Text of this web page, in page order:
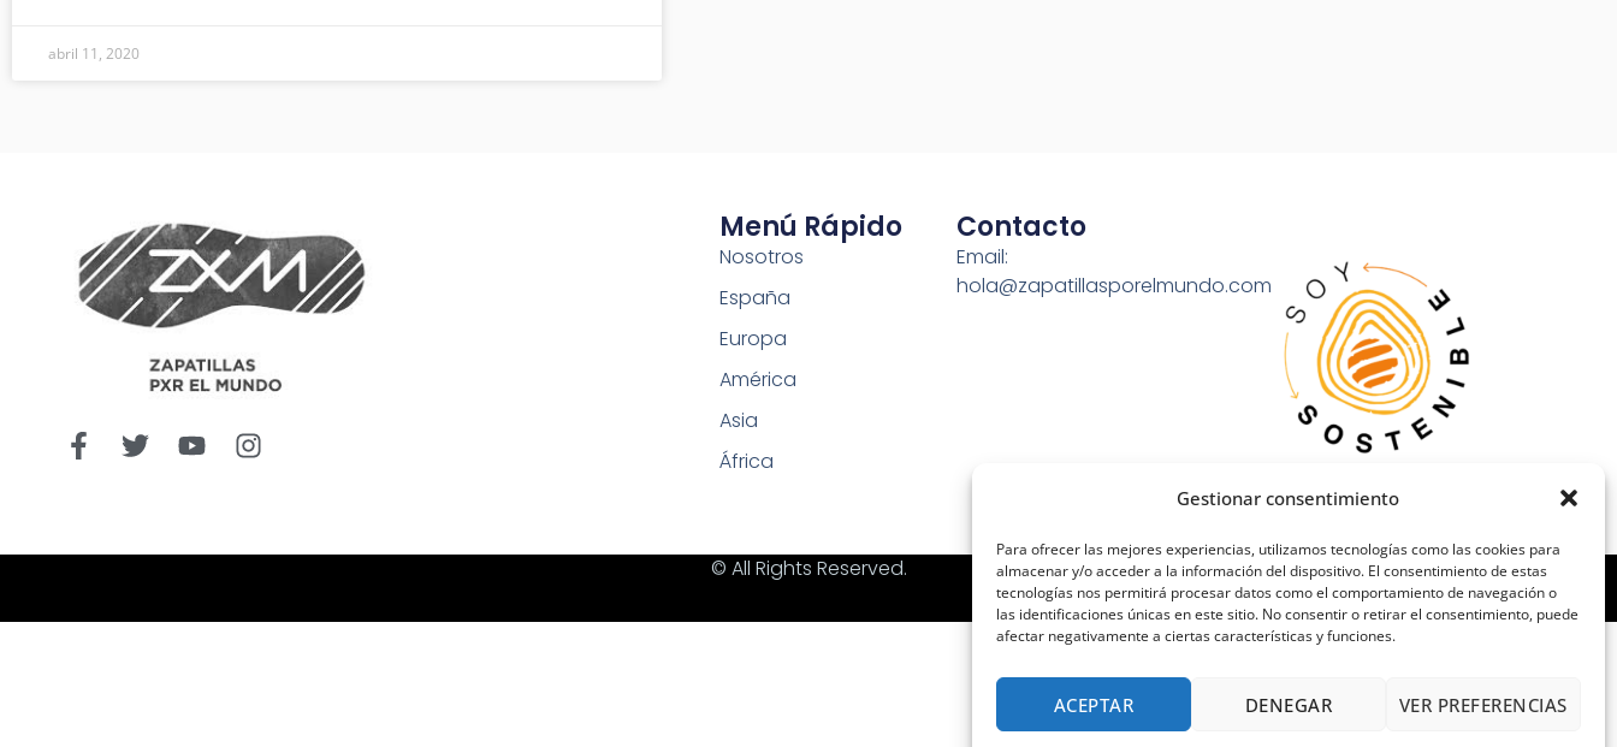
Gestionar consentimiento
Para ofrecer las mejores experiencias, utilizamos tecnologías como las cookies para
almacenar y/o acceder a la información del dispositivo. El consentimiento de estas
tecnologías nos permitirá procesar datos como el comportamiento de navegación o
las identificaciones únicas en este sitio. No consentir o retirar el consentimiento, puede
afectar negativamente a ciertas características y funciones.
ACEPTAR DENEGAR VER PREFERENCIAS
abril 11, 2020
Menú Rápido
Nosotros
España
Europa
América
Asia
África
Contacto
Email:
hola@zapatillasporelmundo.com
© All Rights Reserved.